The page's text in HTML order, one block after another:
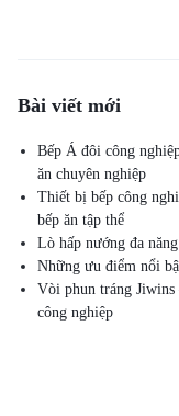
Bài viết mới
Bếp Á đôi công
ăn chuyên nghiệp
Thiết bị bếp công
bếp ăn tập thể
Lò hấp nướng đa
Những ưu điểm nổi
Vòi phun tráng Jiwins
công nghiệp